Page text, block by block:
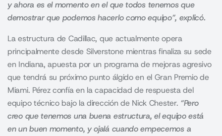
y ahora es el momento en el que todos tenemos que
demostrar que podemos hacerlo como equipo”, explicó.
La estructura de Cadillac, que actualmente opera
principalmente desde Silverstone mientras finaliza su sede
en Indiana, apuesta por un programa de mejoras agresivo
que tendrá su próximo punto álgido en el Gran Premio de
Miami. Pérez confía en la capacidad de respuesta del
equipo técnico bajo la dirección de Nick Chester. “Pero
creo que tenemos una buena estructura, el equipo está
en un buen momento, y ojalá cuando empecemos a